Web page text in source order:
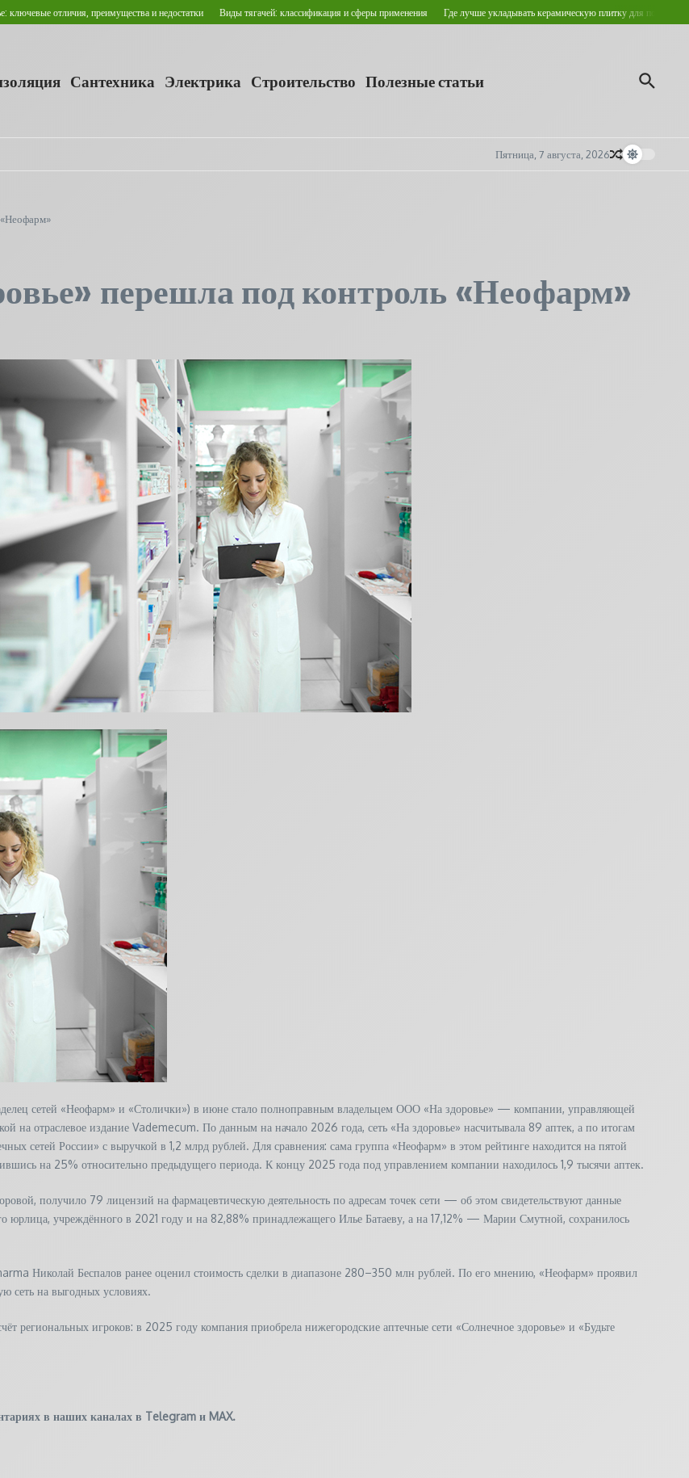
отличия, преимущества и недостатки Виды тягачей: классификация и сферы применения Где лучше укладывать керамическую плитку для пола?
Сантехника Электрика Строительство Полезные статьи
Пятница, 7 августа, 2026
«Неофарм»
перешла под контроль «Неофарм»
сетей «Неофарм» и «Столички») в июне стало полноправным владельцем ООО «На здоровье» — компании, управляющей
на отраслевое издание Vademecum. По данным на начало 2026 года, сеть «На здоровье» насчитывала 89 аптек, а по итогам
сетей России» с выручкой в 1,2 млрд рублей. Для сравнения: сама группа «Неофарм» в этом рейтинге находится на пятой
на 25% относительно предыдущего периода. К концу 2025 года под управлением компании находилось 1,9 тысячи аптек.
получило 79 лицензий на фармацевтическую деятельность по адресам точек сети — об этом свидетельствуют данные
юрлица, учреждённого в 2021 году и на 82,88% принадлежащего Илье Батаеву, а на 17,12% — Марии Смутной, сохранилось
Николай Беспалов ранее оценил стоимость сделки в диапазоне 280–350 млн рублей. По его мнению, «Неофарм» проявил
сеть на выгодных условиях.
региональных игроков: в 2025 году компания приобрела нижегородские аптечные сети «Солнечное здоровье» и «Будьте
в наших каналах в Telegram и MAX.